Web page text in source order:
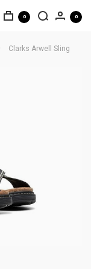
0 0
Clarks Arwell Sling